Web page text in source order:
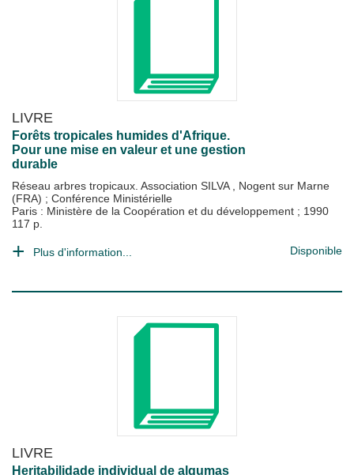
LIVRE
Forêts tropicales humides d'Afrique.
Pour une mise en valeur et une gestion
durable
Réseau arbres tropicaux. Association SILVA , Nogent sur Marne
(FRA) ; Conférence Ministérielle
Paris : Ministère de la Coopération et du développement ; 1990
117 p.
Plus d'information... Disponible
LIVRE
Heritabilidade individual de algumas